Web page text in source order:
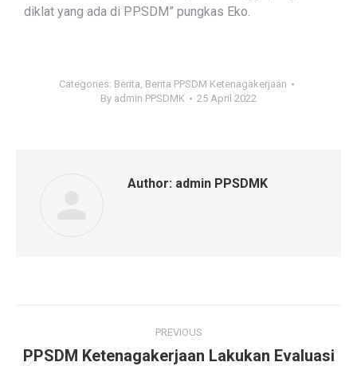
diklat yang ada di PPSDM” pungkas Eko.
Categories: Berita Berita PPSDM Ketenagakerjaan
By admin PPSDMK 25 April 2022
Author: admin PPSDMK
PREVIOUS
PPSDM Ketenagakerjaan Lakukan Evaluasi